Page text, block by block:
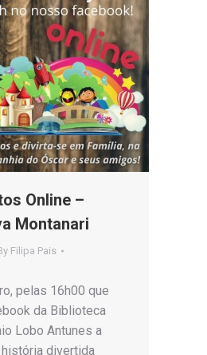
Online –
Montanari
Filipa Pais
pelas 16h00 que
da Biblioteca
Lobo Antunes a
divertida